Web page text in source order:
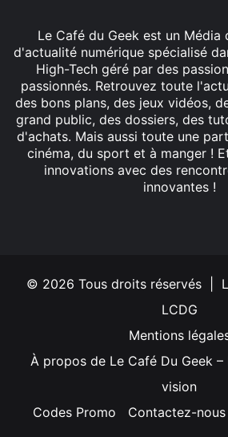
Le Café du Geek est un
d'actualité numérique spécialisé
High-Tech géré par des
passionnés. Retrouvez toute
des bons plans, des jeux vidéos,
grand public, des dossiers, des
d'achats. Mais aussi toute une
cinéma, du sport et à manger !
innovations avec des
innovantes !
© 2026 Tous droits réservés |
LCDG
Mentions
À propos de Le Café Du Geek –
vision
Codes Promo
Contactez-nous